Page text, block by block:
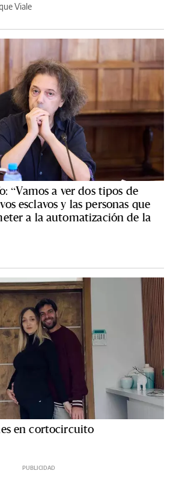
Viale
“Vamos a ver dos tipos de
esclavos y las personas que
a la automatización de la
en cortocircuito